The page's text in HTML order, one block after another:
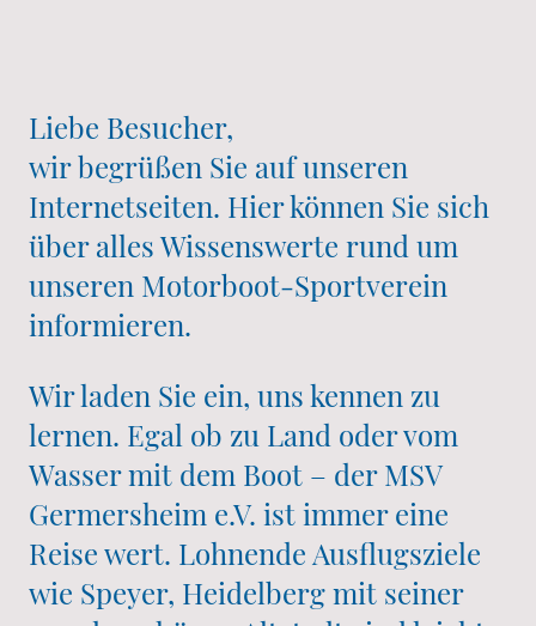
Liebe Besucher,
wir begrüßen Sie auf unseren
Internetseiten. Hier können Sie sich
über alles Wissenswerte rund um
unseren Motorboot-Sportverein
informieren.
Wir laden Sie ein, uns kennen zu
lernen. Egal ob zu Land oder vom
Wasser mit dem Boot – der MSV
Germersheim e.V. ist immer eine
Reise wert. Lohnende Ausflugsziele
wie Speyer, Heidelberg mit seiner